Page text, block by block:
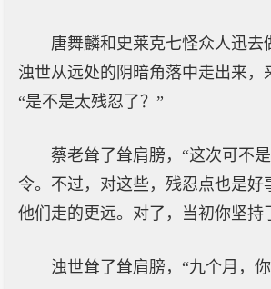
唐舞麟和史莱克七怪众人迅去
浊世从远处的阴暗角落中走出来，
“是不是太残忍了？”
蔡老耸了耸肩膀，“这次可不
令。不过，对这些，残忍点也是好
他们走的更远。对了，当初你坚持
浊世耸了耸肩膀，“九个月，